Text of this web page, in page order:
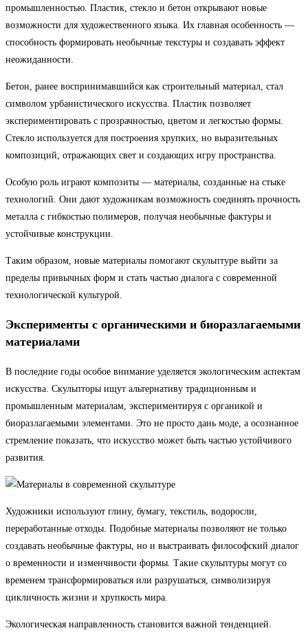
промышленностью. Пластик, стекло и бетон открывают новые
возможности для художественного языка. Их главная особенность —
способность формировать необычные текстуры и создавать эффект
неожиданности.
Бетон, ранее воспринимавшийся как строительный материал, стал
символом урбанистического искусства. Пластик позволяет
экспериментировать с прозрачностью, цветом и легкостью формы.
Стекло используется для построения хрупких, но выразительных
композиций, отражающих свет и создающих игру пространства.
Особую роль играют композиты — материалы, созданные на стыке
технологий. Они дают художникам возможность соединять прочность
металла с гибкостью полимеров, получая необычные фактуры и
устойчивые конструкции.
Таким образом, новые материалы помогают скульптуре выйти за
пределы привычных форм и стать частью диалога с современной
технологической культурой.
Эксперименты с органическими и биоразлагаемыми
материалами
В последние годы особое внимание уделяется экологическим аспектам
искусства. Скульпторы ищут альтернативу традиционным и
промышленным материалам, экспериментируя с органикой и
биоразлагаемыми элементами. Это не просто дань моде, а осознанное
стремление показать, что искусство может быть частью устойчивого
развития.
Художники используют глину, бумагу, текстиль, водоросли,
переработанные отходы. Подобные материалы позволяют не только
создавать необычные фактуры, но и выстраивать философский диалог
о временности и изменчивости формы. Такие скульптуры могут со
временем трансформироваться или разрушаться, символизируя
цикличность жизни и хрупкость мира.
Экологическая направленность становится важной тенденцией.